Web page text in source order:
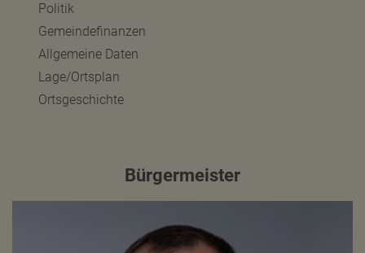
Politik
Gemeindefinanzen
Allgemeine Daten
Lage/Ortsplan
Ortsgeschichte
Bürgermeister